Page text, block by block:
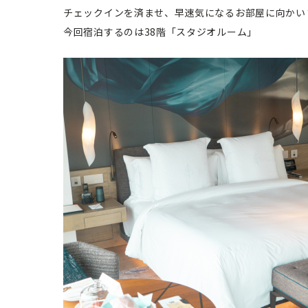
チェックインを済ませ、早速気になるお部屋に向か
今回宿泊するのは38階「スタジオルーム」